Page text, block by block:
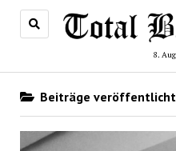
8.
Beiträge veröffentlicht